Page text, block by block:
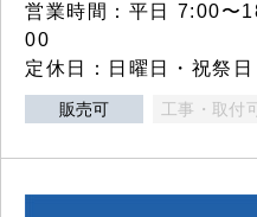
営業時間：平日 7:00〜
00
定休日：日曜日・祝祭日
販売可 工事・取付